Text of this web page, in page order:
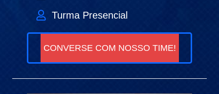
Turma Presencial
CONVERSE COM NOSSO TIME!